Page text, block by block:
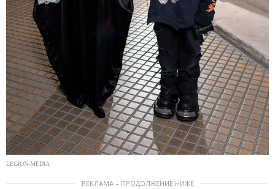
LEGION-MEDIA
РЕКЛАМА – ПРОДОЛЖЕНИЕ НИЖЕ